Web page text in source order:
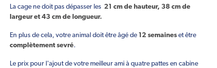
La cage ne doit pas dépasser les 21 cm de hauteur, 38 cm de
largeur et 43 cm de longueur.
En plus de cela, votre animal doit être âgé de 12 semaines et être
complètement sevré.
Le prix pour l'ajout de votre meilleur ami à quatre pattes en cabine